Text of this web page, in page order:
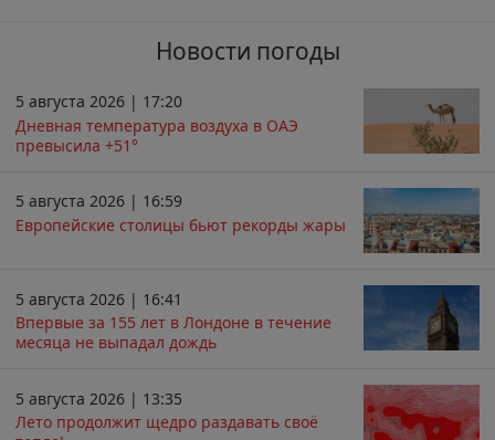
Новости погоды
5 августа 2026 | 17:20
Дневная температура воздуха в ОАЭ
превысила +51°
5 августа 2026 | 16:59
Европейские столицы бьют рекорды жары
5 августа 2026 | 16:41
Впервые за 155 лет в Лондоне в течение
месяца не выпадал дождь
5 августа 2026 | 13:35
Лето продолжит щедро раздавать своё